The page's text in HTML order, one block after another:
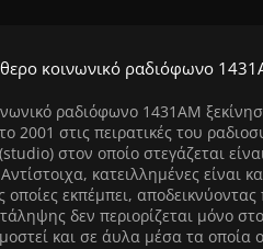
κοινωνικό ραδιόφωνο
ραδιόφωνο 1431AM
2001 στις πειρατικές του
στον οποίο στεγάζεται
κατειλλημένες είναι
οποίες εκπέμπει,
δεν περιορίζεται μόνο
και σε άυλα μέσα τα οποία